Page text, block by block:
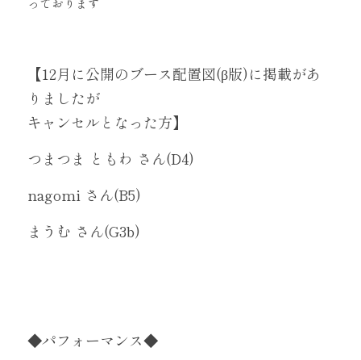
【12月に公開のブース配置図(β版)に掲載があ
りましたが
キャンセルとなった方】
つまつま ともわ さん(D4)
nagomi さん(B5)
まうむ さん(G3b)
◆パフォーマンス◆